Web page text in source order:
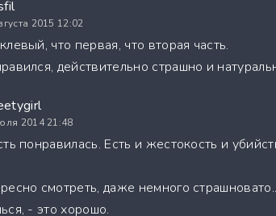
2015 12:02
что первая, что вторая часть.
действительно страшно и
2014 21:48
понравилась. Есть и жестокость и
смотреть, даже немного
- это хорошо.